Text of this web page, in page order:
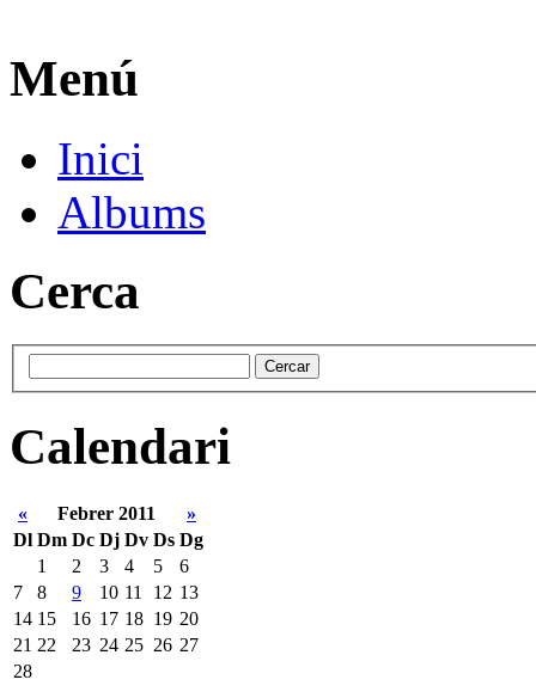
Menú
Inici
Albums
Cerca
Calendari
« Febrer 2011
»
Dl Dm Dc Dj Dv Ds Dg
1
2 3 4 5
6
7
8 9 10 11 12 13
14 15 16 17 18 19 20
21 22 23 24 25 26 27
28